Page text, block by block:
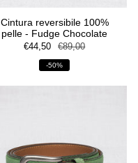
Cintura reversibile 100%
pelle - Fudge Chocolate
€44,50 €89,00
-50%